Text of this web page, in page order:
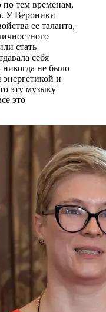
по тем временам,
У Вероники
ее таланта,
стать
себя
не было
и
эту музыку
это